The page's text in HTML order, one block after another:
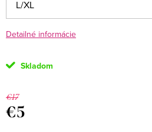
Detailné informácie
Skladom
€17
€5